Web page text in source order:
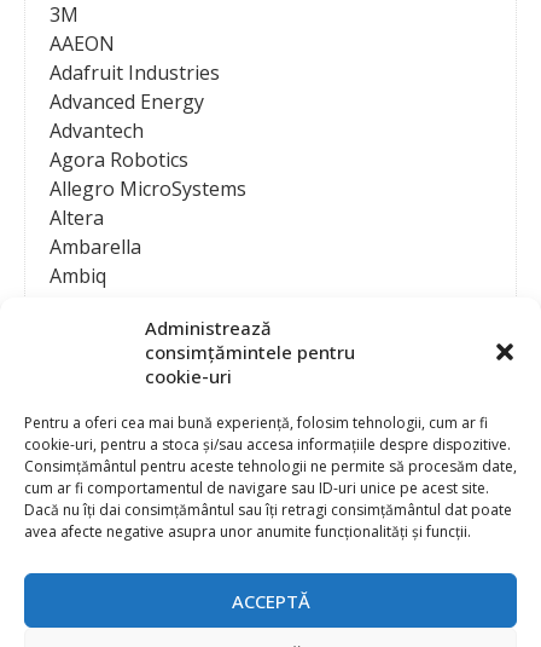
Administrează
consimțămintele pentru
cookie-uri
Pentru a oferi cea mai bună experiență, folosim tehnologii, cum ar fi
cookie-uri, pentru a stoca și/sau accesa informațiile despre dispozitive.
Consimțământul pentru aceste tehnologii ne permite să procesăm date,
cum ar fi comportamentul de navigare sau ID-uri unice pe acest site.
Dacă nu îți dai consimțământul sau îți retragi consimțământul dat poate
avea afecte negative asupra unor anumite funcționalități și funcții.
ACCEPTĂ
3M
AAEON
Adafruit Industries
Advanced Energy
Advantech
Agora Robotics
Allegro MicroSystems
Altera
Ambarella
Ambiq
Analog Devices
Anritsu Corporation
Ansys
APS
Arduino
Arm
Asentics
ATEN International
Contact
Publicitate